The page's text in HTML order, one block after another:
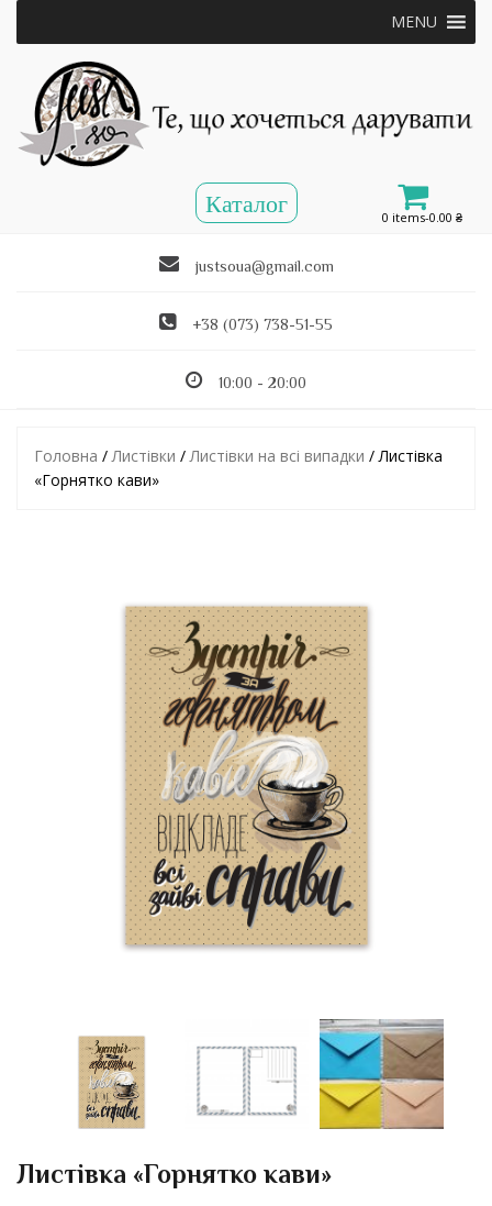
MENU
0 items-0.00₴
justsoua@gmail.com
+38 (073) 738-51-55
10:00 - 20:00
Головна /Листівки /Листівки на всі випадки / Листівка
«Горнятко кави»
Листівка «Горнятко кави»